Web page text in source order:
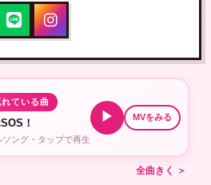
ている曲
！
ング・タップで再生
▶ MVをみる
全曲きく ＞